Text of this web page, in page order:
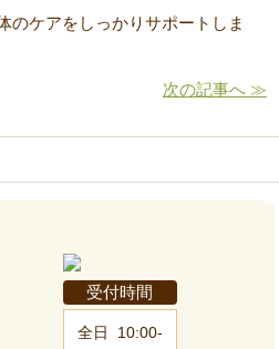
のケアをしっかりサポートしま
次の記事へ ≫
受付時間
全日
10:00-